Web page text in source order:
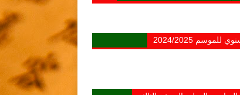
للموسم 2024/2025